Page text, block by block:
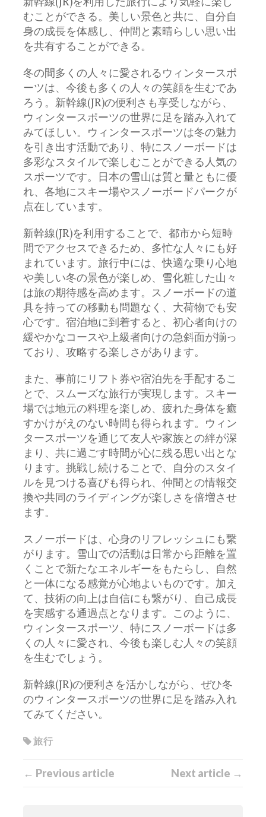
むことができる。美しい景色と共に、自分自
身の成長を体感し、仲間と素晴らしい思い出
を共有することができる。
冬の間多くの人々に愛されるウィンタースポ
ーツは、今後も多くの人々の笑顔を生むであ
ろう。新幹線(JR)の便利さも享受しながら、
ウィンタースポーツの世界に足を踏み入れて
みてほしい。ウィンタースポーツは冬の魅力
を引き出す活動であり、特にスノーボードは
多彩なスタイルで楽しむことができる人気の
スポーツです。日本の雪山は質と量ともに優
れ、各地にスキー場やスノーボードパークが
点在しています。
新幹線(JR)を利用することで、都市から短時
間でアクセスできるため、多忙な人々にも好
まれています。旅行中には、快適な乗り心地
や美しい冬の景色が楽しめ、雪化粧した山々
は旅の期待感を高めます。スノーボードの道
具を持っての移動も問題なく、大荷物でも安
心です。宿泊地に到着すると、初心者向けの
緩やかなコースや上級者向けの急斜面が揃っ
ており、攻略する楽しさがあります。
また、事前にリフト券や宿泊先を手配するこ
とで、スムーズな旅行が実現します。スキー
場では地元の料理を楽しめ、疲れた身体を癒
すかけがえのない時間も得られます。ウィン
タースポーツを通じて友人や家族との絆が深
まり、共に過ごす時間が心に残る思い出とな
ります。挑戦し続けることで、自分のスタイ
ルを見つける喜びも得られ、仲間との情報交
換や共同のライディングが楽しさを倍増させ
ます。
スノーボードは、心身のリフレッシュにも繋
がります。雪山での活動は日常から距離を置
くことで新たなエネルギーをもたらし、自然
と一体になる感覚が心地よいものです。加え
て、技術の向上は自信にも繋がり、自己成長
を実感する通過点となります。このように、
ウィンタースポーツ、特にスノーボードは多
くの人々に愛され、今後も楽しむ人々の笑顔
を生むでしょう。
新幹線(JR)の便利さを活かしながら、ぜひ冬
のウィンタースポーツの世界に足を踏み入れ
てみてください。
旅行
← Previous article Next article →